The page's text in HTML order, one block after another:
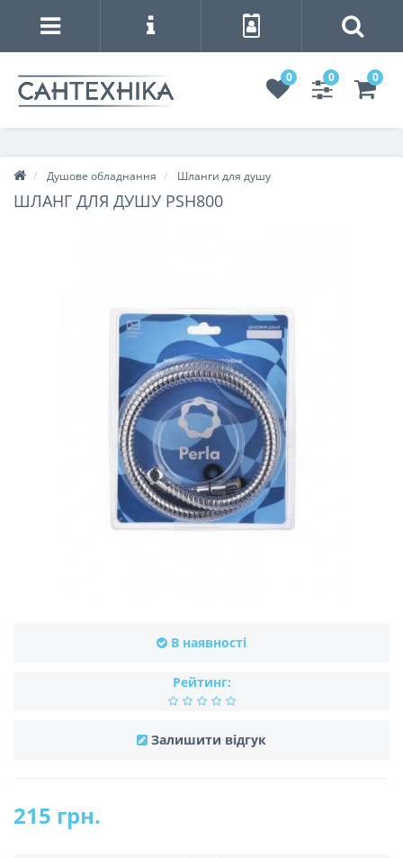
0 0 0
Душове обладнання Шланги для душу
ШЛАНГ ДЛЯ ДУШУ PSH800
В наявності
Рейтинг:
Залишити відгук
215 грн.